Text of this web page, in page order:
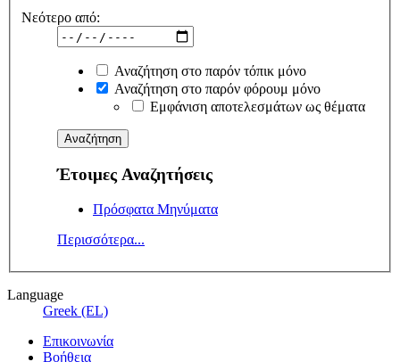
Νεότερο από:
Αναζήτηση στο παρόν τόπικ μόνο
Αναζήτηση στο παρόν φόρουμ μόνο
Εμφάνιση αποτελεσμάτων ως θέματα
Έτοιμες Αναζητήσεις
Πρόσφατα Μηνύματα
Περισσότερα...
Language
Greek (EL)
Επικοινωνία
Βοήθεια